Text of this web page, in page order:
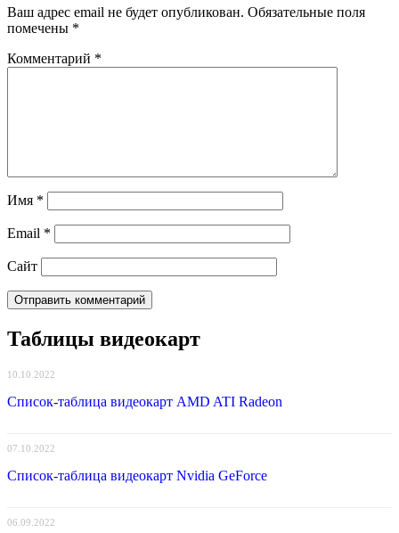
Ваш адрес email не будет опубликован. Обязательные поля
помечены *
Комментарий *
Имя *
Email *
Сайт
Таблицы видеокарт
10.10.2022
Список-таблица видеокарт AMD ATI Radeon
07.10.2022
Список-таблица видеокарт Nvidia GeForce
06.09.2022